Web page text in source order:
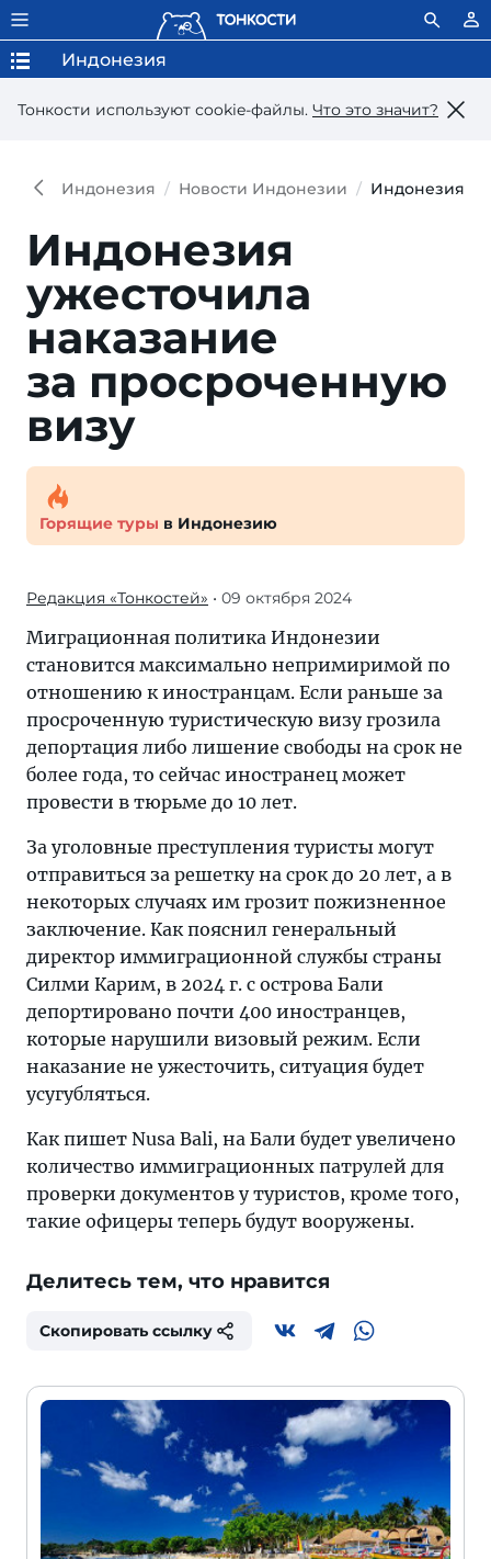
Тонкости используют сookie-файлы. Что это значит?
Индонезия
Индонезия Новости Индонезии Индонезия
Индонезия
ужесточила
наказа­ние
за просро­ченную
визу
Горящие туры в Индонезию
Редакция «Тонкостей» • 09 октября 2024
Миграционная политика Индонезии
становится максимально непримиримой по
отношению к иностранцам. Если раньше за
просроченную туристическую визу грозила
депортация либо лишение свободы на срок не
более года, то сейчас иностранец может
провести в тюрьме до 10 лет.
За уголовные преступления туристы могут
отправиться за решетку на срок до 20 лет, а в
некоторых случаях им грозит пожизненное
заключение. Как пояснил генеральный
директор иммиграционной службы страны
Силми Карим, в 2024 г. с острова Бали
депортировано почти 400 иностранцев,
которые нарушили визовый режим. Если
наказание не ужесточить, ситуация будет
усугубляться.
Как пишет Nusa Bali, на Бали будет увеличено
количество иммиграционных патрулей для
проверки документов у туристов, кроме того,
такие офицеры теперь будут вооружены.
Делитесь тем, что нравится
Скопировать ссылку